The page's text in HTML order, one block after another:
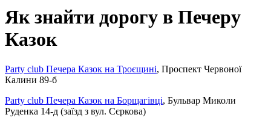
Як знайти дорогу в Печеру
Казок
Party club Печера Казок на Троєщині, Проспект Червоної
Калини 89-б
Party club Печера Казок на Борщагівці, Бульвар Миколи
Руденка 14-д (заїзд з вул. Сєркова)